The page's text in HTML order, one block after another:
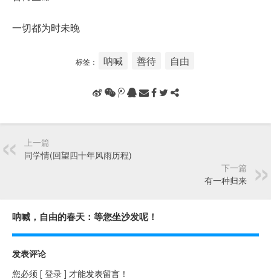
一切都为时未晚
标签： 呐喊 善待 自由
上一篇
同学情(回望四十年风雨历程)
下一篇
有一种归来
呐喊，自由的春天：等您坐沙发呢！
发表评论
您必须 [ 登录 ] 才能发表留言！